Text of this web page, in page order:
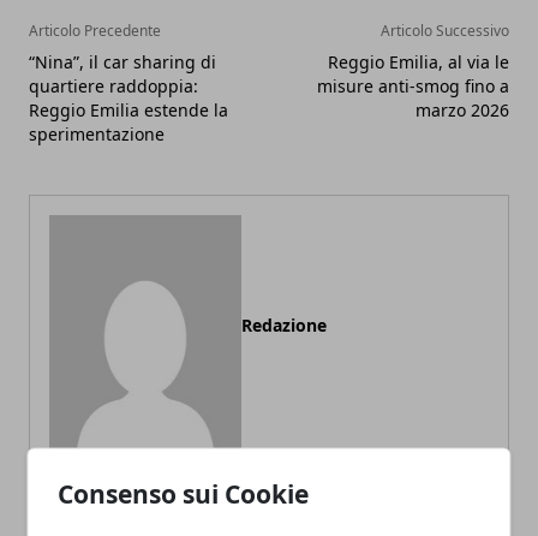
Consenso sui Cookie
Articolo Precedente
“Nina”, il car sharing di
quartiere raddoppia:
Reggio Emilia estende la
sperimentazione
Articolo Successivo
Reggio Emilia, al via le
misure anti-smog fino a
marzo 2026
Redazione